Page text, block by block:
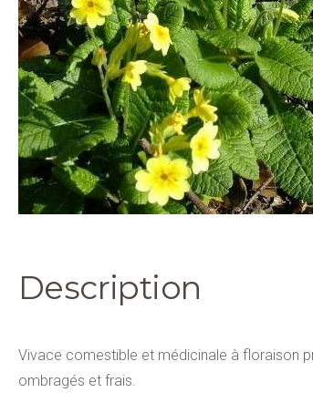
Description
Vivace comestible et médicinale à floraison
ombragés et frais.